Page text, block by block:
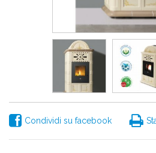
Condividi su facebook